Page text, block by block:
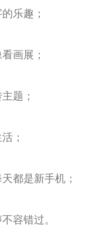
乐趣；
画展；
题；
；
都是新手机；
容错过。